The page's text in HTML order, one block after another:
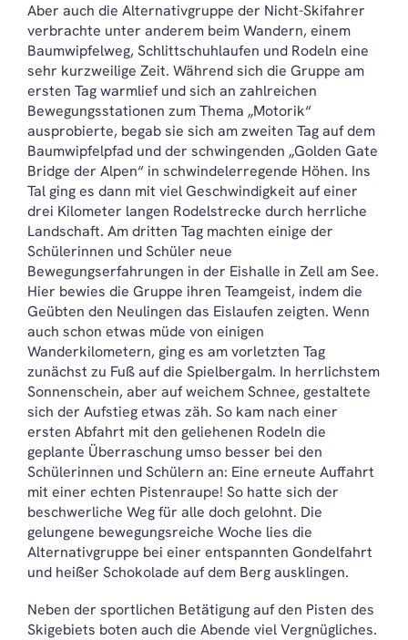
Aber auch die Alternativgruppe der Nicht-Skifahrer
verbrachte unter anderem beim Wandern, einem
Baumwipfelweg, Schlittschuhlaufen und Rodeln eine
sehr kurzweilige Zeit. Während sich die Gruppe am
ersten Tag warmlief und sich an zahlreichen
Bewegungsstationen zum Thema „Motorik“
ausprobierte, begab sie sich am zweiten Tag auf dem
Baumwipfelpfad und der schwingenden „Golden Gate
Bridge der Alpen“ in schwindelerregende Höhen. Ins
Tal ging es dann mit viel Geschwindigkeit auf einer
drei Kilometer langen Rodelstrecke durch herrliche
Landschaft. Am dritten Tag machten einige der
Schülerinnen und Schüler neue
Bewegungserfahrungen in der Eishalle in Zell am See.
Hier bewies die Gruppe ihren Teamgeist, indem die
Geübten den Neulingen das Eislaufen zeigten. Wenn
auch schon etwas müde von einigen
Wanderkilometern, ging es am vorletzten Tag
zunächst zu Fuß auf die Spielbergalm. In herrlichstem
Sonnenschein, aber auf weichem Schnee, gestaltete
sich der Aufstieg etwas zäh. So kam nach einer
ersten Abfahrt mit den geliehenen Rodeln die
geplante Überraschung umso besser bei den
Schülerinnen und Schülern an: Eine erneute Auffahrt
mit einer echten Pistenraupe! So hatte sich der
beschwerliche Weg für alle doch gelohnt. Die
gelungene bewegungsreiche Woche lies die
Alternativgruppe bei einer entspannten Gondelfahrt
und heißer Schokolade auf dem Berg ausklingen.
Neben der sportlichen Betätigung auf den Pisten des
Skigebiets boten auch die Abende viel Vergnügliches.